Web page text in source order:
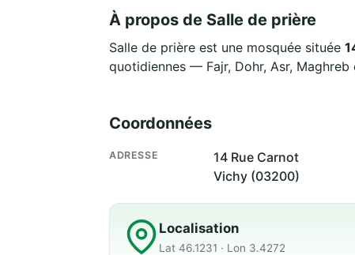
À propos de Salle de prière
Salle de prière est une mosquée située
quotidiennes — Fajr, Dohr, Asr,
Coordonnées
ADRESSE
14 Rue Carnot
Vichy (03200)
Localisation
Lat 46.1231 · Lon 3.4272